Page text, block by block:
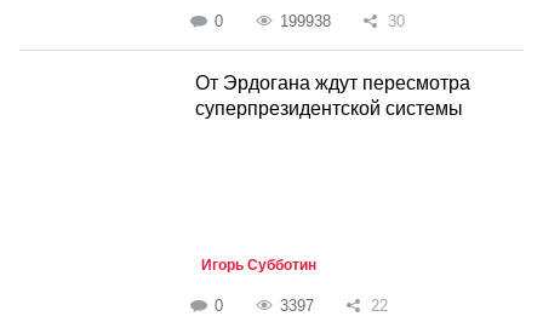
0 199938 30
От Эрдогана ждут пересмотра
суперпрезидентской системы
Игорь Субботин
0 3397 22